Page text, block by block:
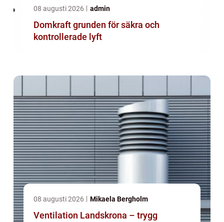
08 augusti 2026 admin
Domkraft grunden för säkra och
kontrollerade lyft
08 augusti 2026 Mikaela Bergholm
Ventilation Landskrona – trygg